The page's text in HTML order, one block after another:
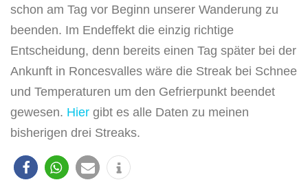
schon am Tag vor Beginn unserer Wanderung zu
beenden. Im Endeffekt die einzig richtige
Entscheidung, denn bereits einen Tag später bei der
Ankunft in Roncesvalles wäre die Streak bei Schnee
und Temperaturen um den Gefrierpunkt beendet
gewesen. Hier gibt es alle Daten zu meinen
bisherigen drei Streaks.